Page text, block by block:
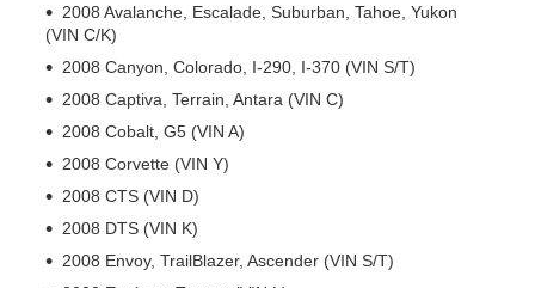
2008 Avalanche, Escalade, Suburban, Tahoe, Yukon
(VIN C/K)
2008 Canyon, Colorado, I-290, I-370 (VIN S/T)
2008 Captiva, Terrain, Antara (VIN C)
2008 Cobalt, G5 (VIN A)
2008 Corvette (VIN Y)
2008 CTS (VIN D)
2008 DTS (VIN K)
2008 Envoy, TrailBlazer, Ascender (VIN S/T)